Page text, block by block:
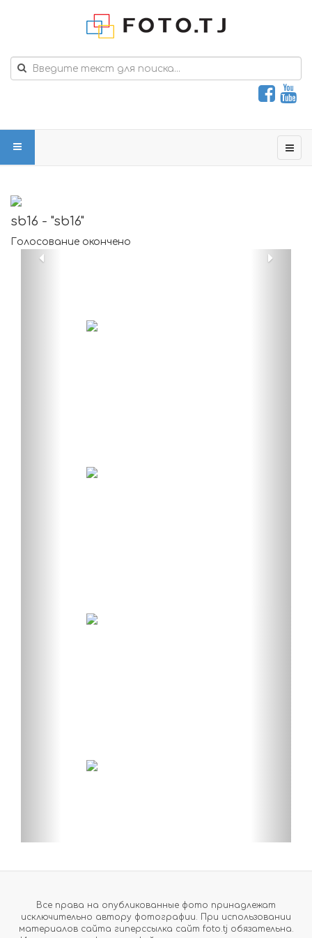
sb16 - "sb16"
Голосование окончено
Все права на опубликованные фото принадлежат
исключительно автору фотографии. При использовании
материалов сайта гиперссылка сайт foto.tj обязательна.